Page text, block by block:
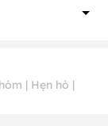
1 (
| Hẹn hò |